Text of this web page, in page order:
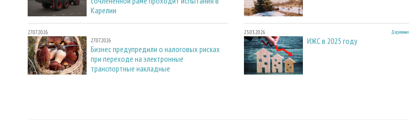
Карелии
27.07.2026
27.07.2026
Бизнес предупредили о налоговых рисках
при переходе на электронные
транспортные накладные
23.03.2026
ИЖС в 2025 году